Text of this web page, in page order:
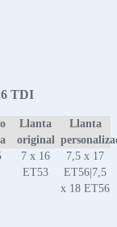
TDI
Llanta
original
Llanta
7 x 16
ET53
7,5 x 17
ET56|7,5
x 18 ET56